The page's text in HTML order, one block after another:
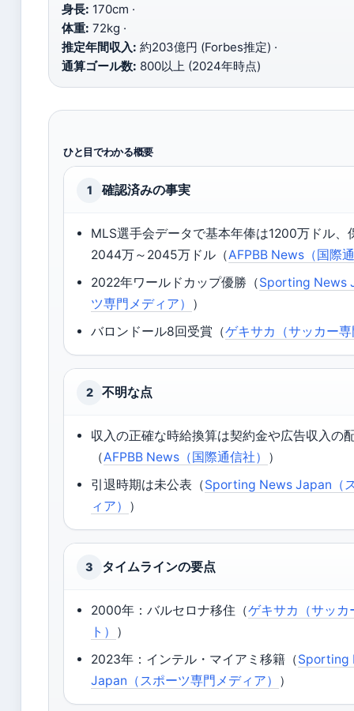
身長: 170cm ·
体重: 72kg ·
推定年間収入: 約203億円 (Forbes推定) ·
通算ゴール数: 800以上 (2024年時点)
ひと目でわかる概要
1 確認済みの事実
MLS選手会データで基本年俸は1200万ドル、
2044万～2045万ドル（AFPBB News（国際
2022年ワールドカップ優勝（Sporting News
ツ専門メディア） ）
バロンドール8回受賞（ゲキサカ（サッカー
2 不明な点
収入の正確な時給換算は契約金や広告収入の
（AFPBB News（国際通信社） ）
引退時期は未公表（Sporting News Japan（
ィア） ）
3 タイムラインの要点
2000年：バルセロナ移住（ゲキサカ（サッカ
ト） ）
2023年：インテル・マイアミ移籍（Sporting
Japan（スポーツ専門メディア） ）